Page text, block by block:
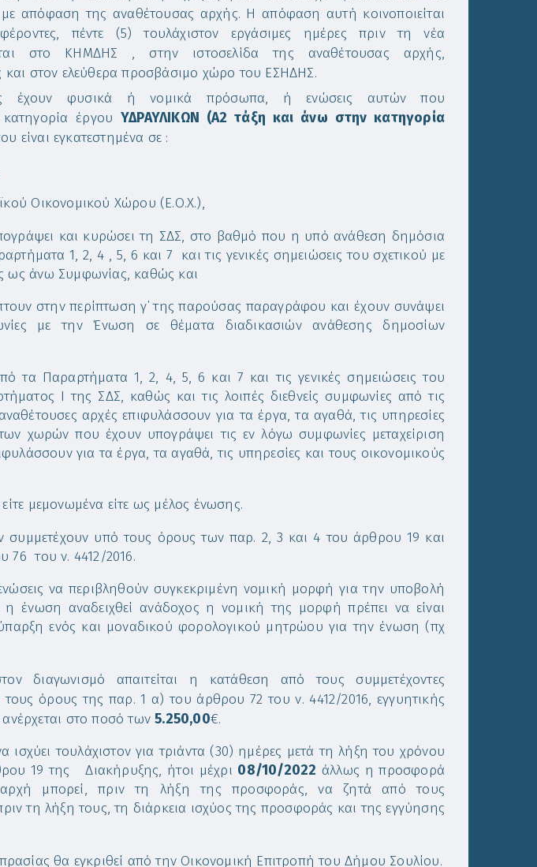
απόφαση της αναθέτουσας αρχής. Η απόφαση αυτή κοινοποιείται
πέντε (5) τουλάχιστον εργάσιμες ημέρες πριν τη νέα
στο ΚΗΜΔΗΣ , στην ιστοσελίδα της αναθέτουσας αρχής,
και στον ελεύθερα προσβάσιμο χώρο του ΕΣΗΔΗΣ.
έχουν φυσικά ή νομικά πρόσωπα, ή ενώσεις αυτών που
έργου ΥΔΡΑΥΛΙΚΩΝ (Α2 τάξη και άνω στην κατηγορία
είναι εγκατεστημένα σε :
Οικονομικού Χώρου (Ε.Ο.Χ.),
και κυρώσει τη ΣΔΣ, στο βαθμό που η υπό ανάθεση δημόσια
1, 2, 4 , 5, 6 και 7 και τις γενικές σημειώσεις του σχετικού με
ως άνω Συμφωνίας, καθώς και
στην περίπτωση γ΄ της παρούσας παραγράφου και έχουν συνάψει
με την Ένωση σε θέματα διαδικασιών ανάθεσης δημοσίων
τα Παραρτήματα 1, 2, 4, 5, 6 και 7 και τις γενικές σημειώσεις του
I της ΣΔΣ, καθώς και τις λοιπές διεθνείς συμφωνίες από τις
αρχές επιφυλάσσουν για τα έργα, τα αγαθά, τις υπηρεσίες
χωρών που έχουν υπογράψει τις εν λόγω συμφωνίες μεταχείριση
για τα έργα, τα αγαθά, τις υπηρεσίες και τους οικονομικούς
μεμονωμένα είτε ως μέλος ένωσης.
συμμετέχουν υπό τους όρους των παρ. 2, 3 και 4 του άρθρου 19 και
76 του ν. 4412/2016.
να περιβληθούν συγκεκριμένη νομική μορφή για την υποβολή
ένωση αναδειχθεί ανάδοχος η νομική της μορφή πρέπει να είναι
ενός και μοναδικού φορολογικού μητρώου για την ένωση (πχ
διαγωνισμό απαιτείται η κατάθεση από τους συμμετέχοντες
τους όρους της παρ. 1 α) του άρθρου 72 του ν. 4412/2016, εγγυητικής
στο ποσό των5.250,00€.
ισχύει τουλάχιστον για τριάντα (30) ημέρες μετά τη λήξη του χρόνου
19 της Διακήρυξης, ήτοι μέχρι 08/10/2022 άλλως η προσφορά
αρχή μπορεί, πριν τη λήξη της προσφοράς, να ζητά από τους
τη λήξη τους, τη διάρκεια ισχύος της προσφοράς και της εγγύησης
θα εγκριθεί από την Οικονομική Επιτροπή του Δήμου Σουλίου.